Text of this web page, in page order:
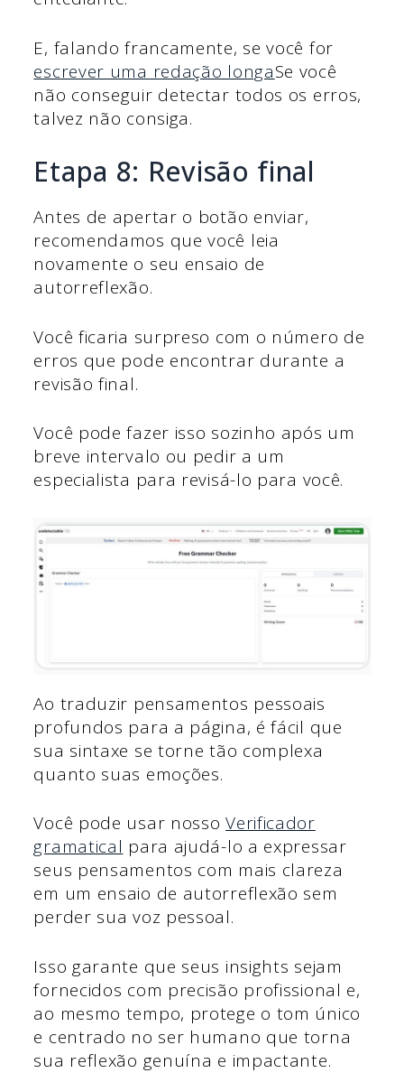
E, falando francamente, se você for
escrever uma redação longaSe você
não conseguir detectar todos os erros,
talvez não consiga.
Etapa 8: Revisão final
Antes de apertar o botão enviar,
recomendamos que você leia
novamente o seu ensaio de
autorreflexão.
Você ficaria surpreso com o número de
erros que pode encontrar durante a
revisão final.
Você pode fazer isso sozinho após um
breve intervalo ou pedir a um
especialista para revisá-lo para você.
Ao traduzir pensamentos pessoais
profundos para a página, é fácil que
sua sintaxe se torne tão complexa
quanto suas emoções.
Você pode usar nossoVerificador
gramatical para ajudá-lo a expressar
seus pensamentos com mais clareza
em um ensaio de autorreflexão sem
perder sua voz pessoal.
Isso garante que seus insights sejam
fornecidos com precisão profissional e,
ao mesmo tempo, protege o tom único
e centrado no ser humano que torna
sua reflexão genuína e impactante.